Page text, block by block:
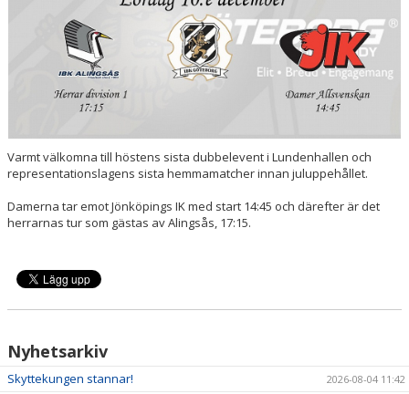
DOKUMENT
SPORTRÅD
SOCIALT RÅD
Varmt välkomna till höstens sista dubbelevent i Lundenhallen och
representationslagens sista hemmamatcher innan juluppehållet.
Damerna tar emot Jönköpings IK med start 14:45 och därefter är det
herrarnas tur som gästas av Alingsås, 17:15.
Nyhetsarkiv
Skyttekungen stannar! 2026-08-04 11:42